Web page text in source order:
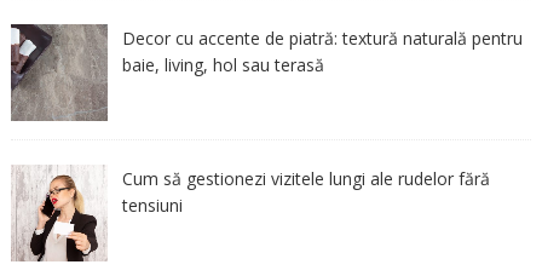
Decor cu accente de piatră: textură naturală pentru
baie, living, hol sau terasă
Cum să gestionezi vizitele lungi ale rudelor fără
tensiuni